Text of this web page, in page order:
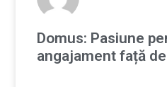
Domus: Pasiune
angajament față